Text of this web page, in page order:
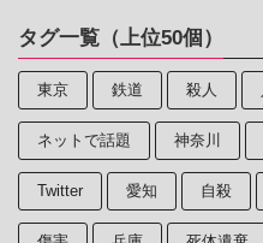
タグ一覧（上位50個）
東京 鉄道 殺人
ネットで話題 神奈川
Twitter 愛知 自殺